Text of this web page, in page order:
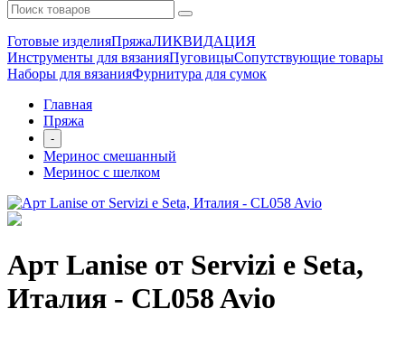
Готовые изделияПряжаЛИКВИДАЦИЯ
Инструменты для вязанияПуговицыСопутствующие товары
Наборы для вязанияФурнитура для сумок
Главная
Пряжа
-
Меринос смешанный
Меринос с шелком
Арт Lanise от Servizi e Seta,
Италия - CL058 Avio